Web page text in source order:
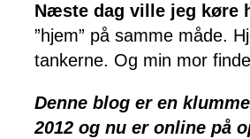
Næste dag ville jeg køre
”hjem” på samme måde.
tankerne. Og min mor
Denne blog er en
2012 og nu er online på